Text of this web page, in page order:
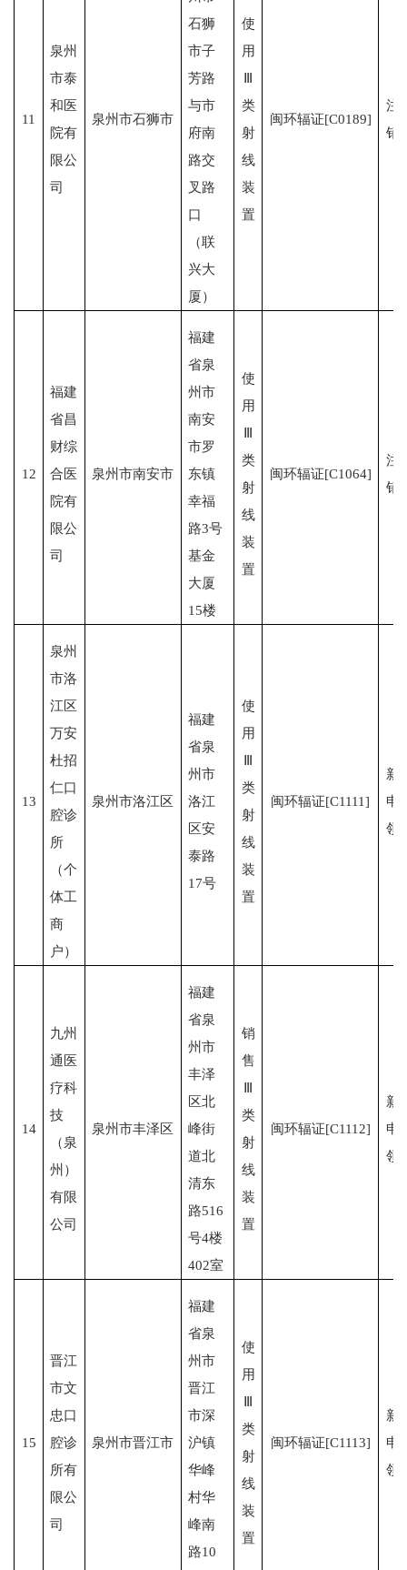
11
泉州
市泰
和医
院有
限公
司
泉州市石狮市
石狮
市子
芳路
与市
府南
路交
叉路
口
（联
兴大
厦）
使
用
Ⅲ
类
射
线
装
置
闽环辐证[C0189]
注
销
12
福建
省昌
财综
合医
院有
限公
司
泉州市南安市
福建
省泉
州市
南安
市罗
东镇
幸福
路3号
基金
大厦
15楼
使
用
Ⅲ
类
射
线
装
置
闽环辐证[C1064]
注
销
13
泉州
市洛
江区
万安
杜招
仁口
腔诊
所
（个
体工
商
户）
泉州市洛江区
福建
省泉
州市
洛江
区安
泰路
17号
使
用
Ⅲ
类
射
线
装
置
闽环辐证[C1111]
新
申
领
14
九州
通医
疗科
技
（泉
州）
有限
公司
泉州市丰泽区
福建
省泉
州市
丰泽
区北
峰街
道北
清东
路516
号4楼
402室
销
售
Ⅲ
类
射
线
装
置
闽环辐证[C1112]
新
申
领
15
晋江
市文
忠口
腔诊
所有
限公
司
泉州市晋江市
福建
省泉
州市
晋江
市深
沪镇
华峰
村华
峰南
路10
使
用
Ⅲ
类
射
线
装
置
闽环辐证[C1113]
新
申
领